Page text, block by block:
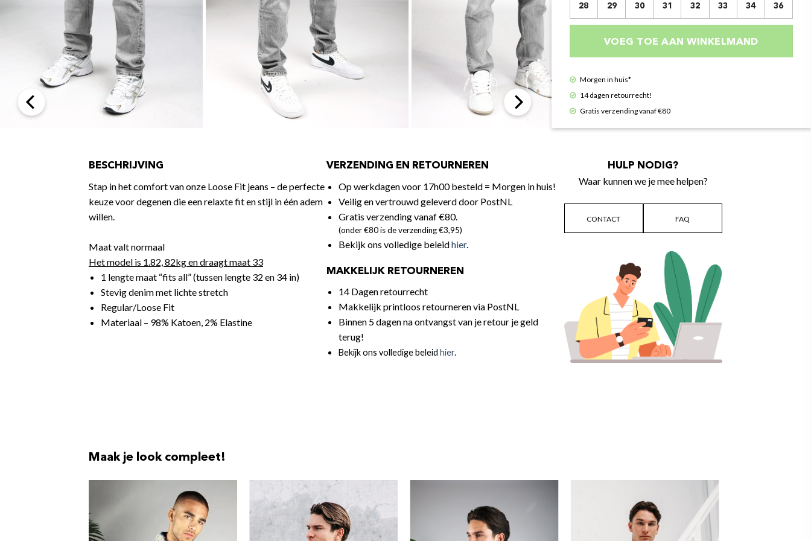
28 29 30 31 32 33 34 36
VOEG TOE AAN WINKELMAND
Morgen in huis*
14 dagen retourrecht!
Gratis verzending vanaf €80
BESCHRIJVING
Stap in het comfort van onze Loose Fit jeans – de perfecte
keuze voor degenen die een relaxte fit en stijl in één adem
willen.
Maat valt normaal
Het model is 1.82, 82kg en draagt maat 33
1 lengte maat “fits all” (tussen lengte 32 en 34 in)
Stevig denim met lichte stretch
Regular/Loose Fit
Materiaal – 98% Katoen, 2% Elastine
VERZENDING EN RETOURNEREN
Op werkdagen voor 17h00 besteld = Morgen in huis!
Veilig en vertrouwd geleverd door PostNL
Gratis verzending vanaf €80.
(onder €80 is de verzending €3,95)
Bekijk ons volledige beleidhier.
MAKKELIJK RETOURNEREN
14 Dagen retourrecht
Makkelijk printloos retourneren via PostNL
Binnen 5 dagen na ontvangst van je retour je geld
terug!
Bekijk ons volledige beleid hier.
HULP NODIG?
Waar kunnen we je mee helpen?
CONTACT FAQ
Maak je look compleet!